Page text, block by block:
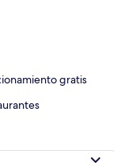
gratis